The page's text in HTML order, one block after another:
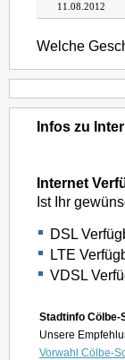
11.08.2012
Welche
Infos zu
Internet
Ist Ihr
DSL
LTE
VDSL
Stadtinfo Cölbe-
Unsere
Vorwahl Cölbe-